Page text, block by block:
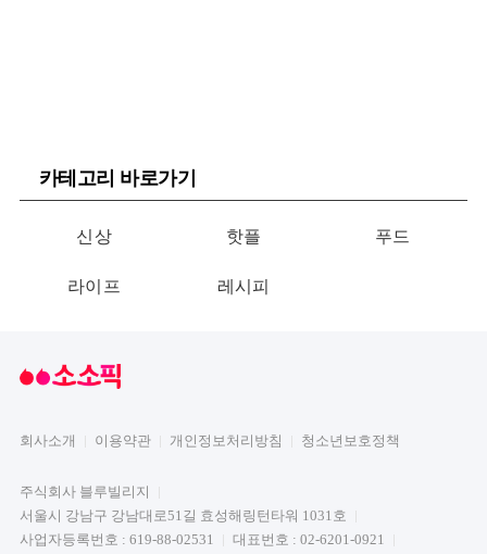
카테고리 바로가기
신상 핫플 푸드
라이프 레시피
회사소개 이용약관 개인정보처리방침 청소년보호정책
주식회사 블루빌리지
서울시 강남구 강남대로51길 효성해링턴타워 1031호
사업자등록번호 : 619-88-02531
대표번호 : 02-6201-0921